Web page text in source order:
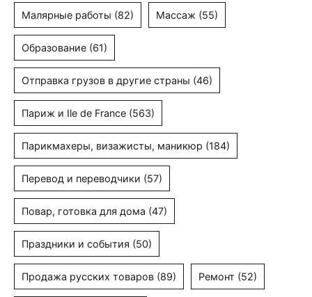
Малярные работы (82) Массаж (55)
Образование (61)
Отправка грузов в другие страны (46)
Париж и Ile de France (563)
Парикмахеры, визажисты, маникюр (184)
Перевод и переводчики (57)
Повар, готовка для дома (47)
Праздники и события (50)
Продажа русских товаров (89) Ремонт (52)